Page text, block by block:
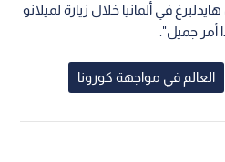
في ألمانيا خلال زيارة لميلانو
أمر جميل".
العالم في مواجهة كورونا